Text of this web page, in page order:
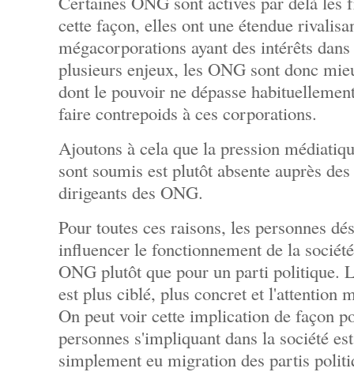
cette façon, elles ont une étendue
mégacorporations ayant des intérêts
plusieurs enjeux, les ONG sont donc
dont le pouvoir ne dépasse
faire contrepoids à ces corporations.
Ajoutons à cela que la pression
sont soumis est plutôt absente auprès
dirigeants des ONG.
Pour toutes ces raisons, les personnes
influencer le fonctionnement de la
ONG plutôt que pour un parti politique.
est plus ciblé, plus concret et l'attention
On peut voir cette implication de façon
personnes s'impliquant dans la société
simplement eu migration des partis